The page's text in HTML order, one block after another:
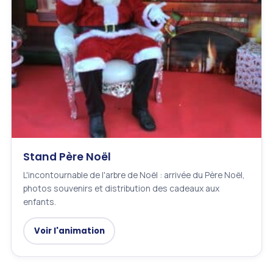
Stand Père Noël
L'incontournable de l'arbre de Noël : arrivée du Père Noël,
photos souvenirs et distribution des cadeaux aux
enfants.
Voir l'animation